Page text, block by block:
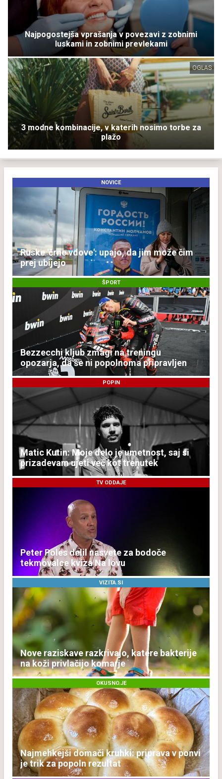
Najpogostejša vprašanja v povezavi z zobnimi
luskami in zobnimi prevlekami
OGLAS
3 modne kombinacije, v katerih nosimo torbe za
plažo
NOVICE
Ruske 'črne vdove': upajo, da jim može čim
prej ubijejo
ŠPORT
Bezzecchi kljub zmagi na treningu
opozarja, da še ni popolnoma pripravljen
POPIN
Matic Kutin: Moje delo je umetnost, saj si
prizadevam ujeti več kot trenutek
TV ODDAJE
Peter Poles delil nasvete za bodoče
tekmovalce kviza Na lovu
VIZITA.SI
Nove raziskave razkrivajo, katere bakterije
na koži privlačijo komarje
OKUSNO.JE
Najmehkejši domači kruhki: priprava v ponvi
je trik za popoln rezultat